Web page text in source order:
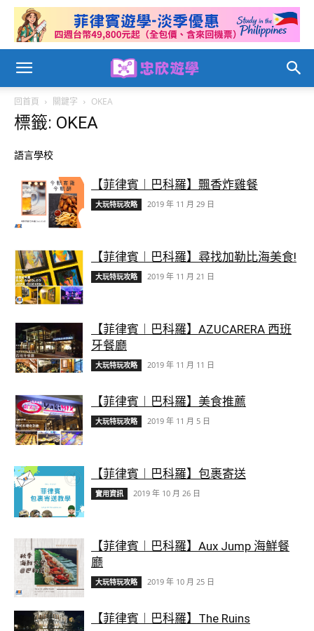
回首頁 關鍵字 OKEA
標籤: OKEA
語言學校
【菲律賓︱巴科羅】飄香炸雞餐
大玩特玩攻略 2019 年 11 月 29 日
【菲律賓︱巴科羅】尋找加勒比海美食!
大玩特玩攻略 2019 年 11 月 21 日
【菲律賓︱巴科羅】AZUCARERA 西班
牙餐廳
大玩特玩攻略 2019 年 11 月 11 日
【菲律賓︱巴科羅】美食推薦
大玩特玩攻略 2019 年 11 月 5 日
【菲律賓︱巴科羅】包裹寄送
實用資訊 2019 年 10 月 26 日
【菲律賓︱巴科羅】Aux Jump 海鮮餐
廳
大玩特玩攻略 2019 年 10 月 25 日
【菲律賓︱巴科羅】The Ruins